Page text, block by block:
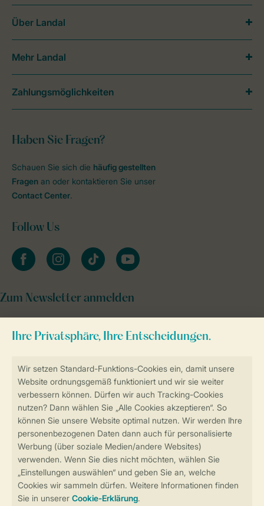
Sicherstellung Deiner Privatsphäre
Sicher und schnell zur Online-Buchung
Sichere Datenübertragung
Sicheres Bezahlen
Haben Sie Fragen?
Schauen Sie sich die häufig gestellten
Fragen an oder kontaktieren Sie unser
Contact Center.
Follow Us
facebookinstagramtiktok youtube
Zum Newsletter anmelden
Über Landal
Mehr Landal
Zahlungsmöglichkeiten